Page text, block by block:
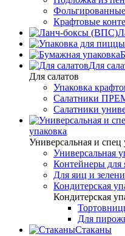
Крафтовые
Для
Для салатов
Упаковка
Салатники
Салатники
упаковка
Универсальная и спец
Универсальная
Контейнеры для
Для яиц и зелени
Кондитерская
Кондитерская
Для
Стаканы